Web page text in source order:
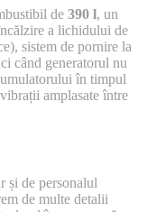
de 390 l, un
a lichidului de
sistem de pornire la
când generatorul nu
în timpul
amplasate între
și de personalul
de multe detalii